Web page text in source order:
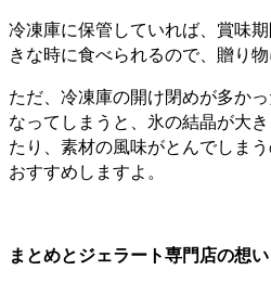
冷凍庫に保管していれば、賞味
きな時に食べられるので、贈り
ただ、冷凍庫の開け閉めが多か
なってしまうと、氷の結晶が大
たり、素材の風味がとんでしま
おすすめしますよ。
まとめとジェラート専門店の想い